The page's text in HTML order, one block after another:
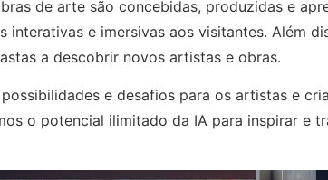
de arte são concebidas, produzidas e
e imersivas aos visitantes. Além
a descobrir novos artistas e obras.
e desafios para os artistas e
o potencial ilimitado da IA para inspirar e